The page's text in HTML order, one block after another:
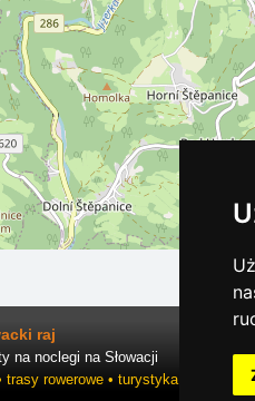
raj
na noclegi na Słowacji
trasy rowerowe • turystyka